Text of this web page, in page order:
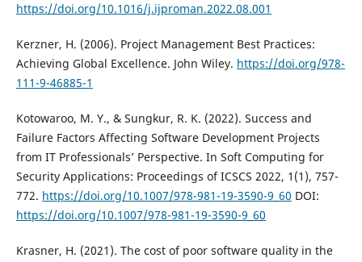
https://doi.org/10.1016/j.ijproman.2022.08.001
Kerzner, H. (2006). Project Management Best Practices:
Achieving Global Excellence. John Wiley. https://doi.org/978-
111-9-46885-1
Kotowaroo, M. Y., & Sungkur, R. K. (2022). Success and
Failure Factors Affecting Software Development Projects
from IT Professionals’ Perspective. In Soft Computing for
Security Applications: Proceedings of ICSCS 2022, 1(1), 757-
772. https://doi.org/10.1007/978-981-19-3590-9_60 DOI:
https://doi.org/10.1007/978-981-19-3590-9_60
Krasner, H. (2021). The cost of poor software quality in the